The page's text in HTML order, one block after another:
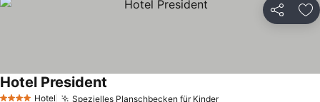
Teilen
Hotel Spezielles Planschbecken für Kinder
Hotel President